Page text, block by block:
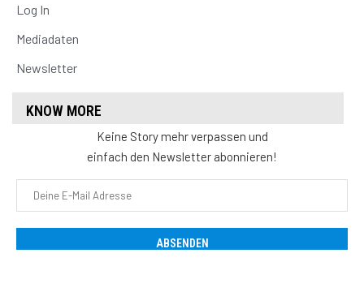
Log In
Mediadaten
Newsletter
KNOW MORE
Keine Story mehr verpassen und
einfach den Newsletter abonnieren!